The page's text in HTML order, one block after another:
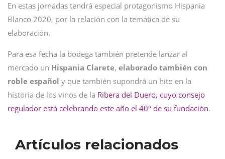
En estas jornadas tendrá especial protagonismo Hispania
Blanco 2020, por la relación con la temática de su
elaboración.
Para esa fecha la bodega también pretende lanzar al
mercado un Hispania Clarete, elaborado también con
roble español y que también supondrá un hito en la
historia de los vinos de la Ribera del Duero, cuyo consejo
regulador está celebrando este año el 40º de su fundación.
Artículos relacionados